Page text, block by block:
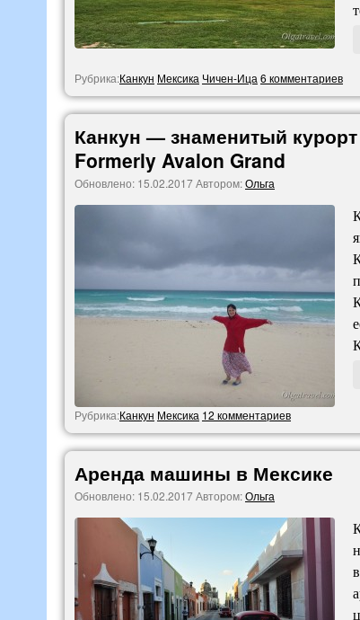
Рубрика:Канкун Мексика Чичен-Ица 6 комментариев
Канкун — знаменитый
Formerly Avalon Grand
Обновлено: 15.02.2017Автором:Ольга
Рубрика:Канкун Мексика 12 комментариев
Аренда машины в Мексике
Обновлено: 15.02.2017Автором:Ольга